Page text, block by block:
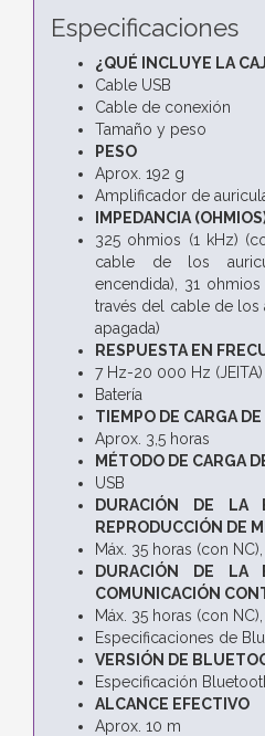
Especificaciones
¿QUÉ INCLUYE LA
Cable USB
Cable de conexión
Tamaño y peso
PESO
Aprox. 192 g
Amplificador de
IMPEDANCIA
325 ohmios (1 kHz)
cable de los
encendida), 31
través del cable de los
apagada)
RESPUESTA EN
7 Hz-20 000 Hz (JEITA)
Batería
TIEMPO DE CARGA
Aprox. 3,5 horas
MÉTODO DE CARGA
USB
DURACIÓN DE LA
REPRODUCCIÓN DE
Máx. 35 horas (con
DURACIÓN DE LA
COMUNICACIÓN
Máx. 35 horas (con
Especificaciones de
VERSIÓN DE
Especificación
ALCANCE EFECTIVO
Aprox. 10 m